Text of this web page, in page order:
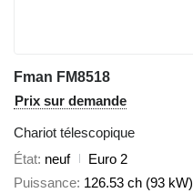
Fman FM8518
Prix sur demande
Chariot télescopique
État neuf
Euro 2
Puissance 126.53 ch (93 kW)